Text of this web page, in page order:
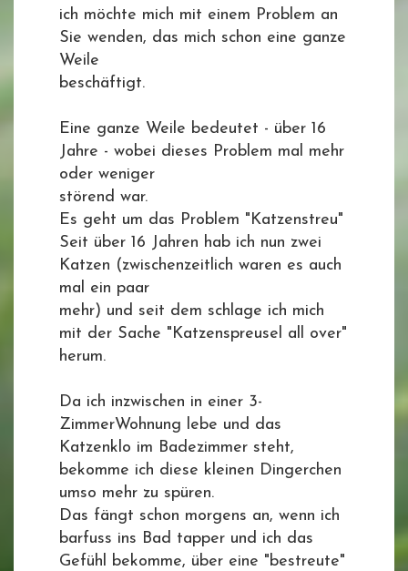
ich möchte mich mit einem Problem an
Sie wenden, das mich schon eine ganze
Weile
beschäftigt.
Eine ganze Weile bedeutet - über 16
Jahre - wobei dieses Problem mal mehr
oder weniger
störend war.
Es geht um das Problem "Katzenstreu"
Seit über 16 Jahren hab ich nun zwei
Katzen (zwischenzeitlich waren es auch
mal ein paar
mehr) und seit dem schlage ich mich
mit der Sache "Katzenspreusel all over"
herum.
Da ich inzwischen in einer 3-
ZimmerWohnung lebe und das
Katzenklo im Badezimmer steht,
bekomme ich diese kleinen Dingerchen
umso mehr zu spüren.
Das fängt schon morgens an, wenn ich
barfuss ins Bad tapper und ich das
Gefühl bekomme, über eine "bestreute"